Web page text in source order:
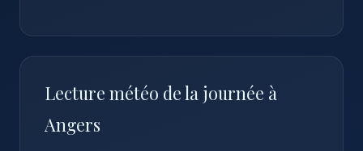
Lecture météo de la journée à
Angers